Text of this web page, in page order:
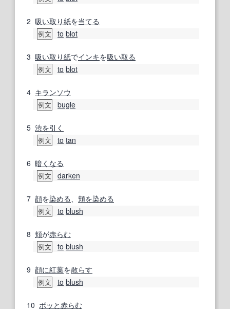
2 吸い取り紙を当てる
例文 to blot
3 吸い取り紙でインキを吸い取る
例文 to blot
4 キランソウ
例文 bugle
5 渋を引く
例文 to tan
6 暗くなる
例文 darken
7 顔を染める、 頬を染める
例文 to blush
8 頬が赤らむ
例文 to blush
9 顔に紅葉を散らす
例文 to blush
10 ボッと赤らむ